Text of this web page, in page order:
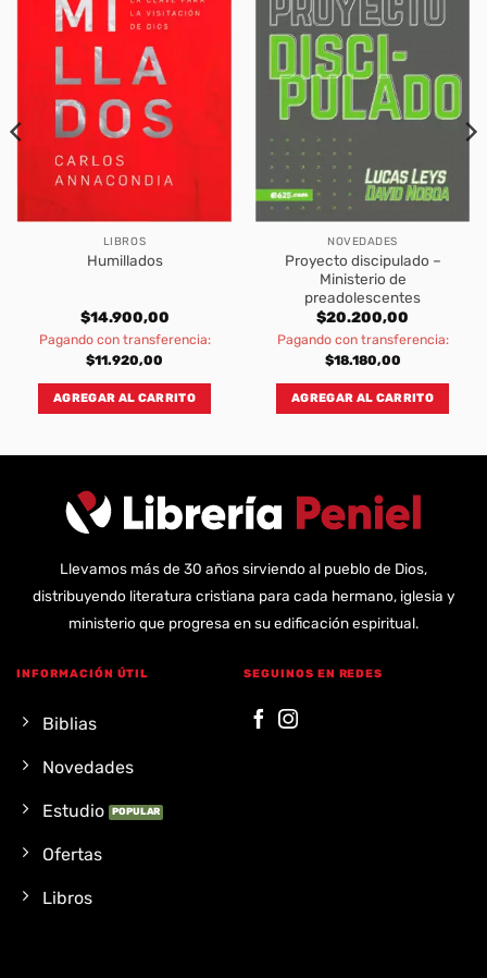
LIBROS
Humillados
$14.900,00
Pagando con transferencia:
$11.920,00
AGREGAR AL CARRITO
NOVEDADES
Proyecto discipulado –
Ministerio de
preadolescentes
$20.200,00
Pagando con transferencia:
$18.180,00
AGREGAR AL CARRITO
Llevamos más de 30 años sirviendo al pueblo de Dios,
distribuyendo literatura cristiana para cada hermano, iglesia y
ministerio que progresa en su edificación espiritual.
INFORMACIÓN ÚTIL
Biblias
Novedades
Estudio
Ofertas
Libros
SEGUINOS EN REDES